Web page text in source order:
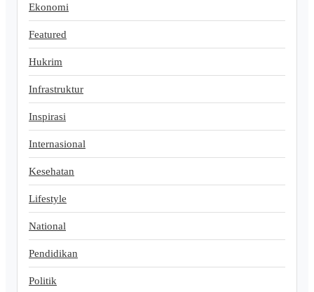
Ekonomi
Featured
Hukrim
Infrastruktur
Inspirasi
Internasional
Kesehatan
Lifestyle
National
Pendidikan
Politik